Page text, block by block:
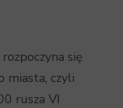
się
miasta, czyli
rusza VI